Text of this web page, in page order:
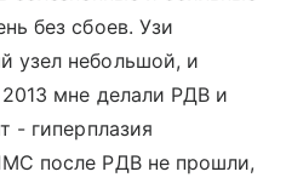
без сбоев. Узи
узел небольшой, и
мне делали РДВ и
- гиперплазия
после РДВ не прошли,